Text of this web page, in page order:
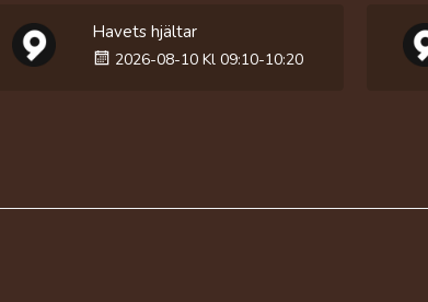
Havets hjältar
2026-08-10 Kl 09:10-10:20